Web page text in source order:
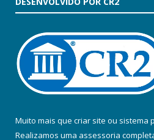
Muito mais que criar site ou sistema
Realizamos uma assessoria